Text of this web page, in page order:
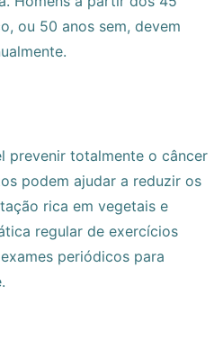
ou 50 anos sem, devem
prevenir totalmente o câncer
podem ajudar a reduzir os
rica em vegetais e
regular de exercícios
periódicos para